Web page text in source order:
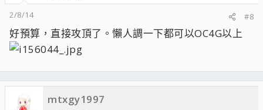
2/8/14
#8
好預算，直接攻頂了。懶人調一下都可以OC4G以上
mtxgy1997